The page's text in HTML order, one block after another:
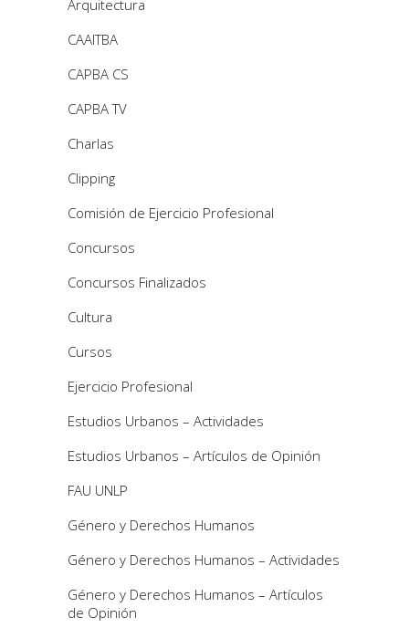
Arquitectura
CAAITBA
CAPBA CS
CAPBA TV
Charlas
Clipping
Comisión de Ejercicio Profesional
Concursos
Concursos Finalizados
Cultura
Cursos
Ejercicio Profesional
Estudios Urbanos – Actividades
Estudios Urbanos – Artículos de Opinión
FAU UNLP
Género y Derechos Humanos
Género y Derechos Humanos – Actividades
Género y Derechos Humanos – Artículos
de Opinión